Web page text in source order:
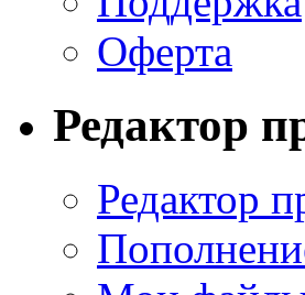
Оферта
Редактор
Редактор